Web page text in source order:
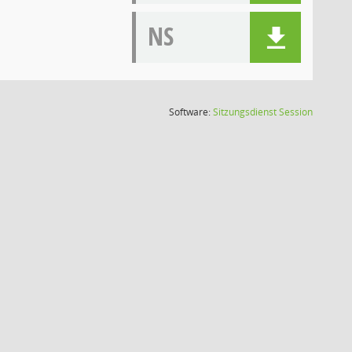
NS
Software:SitzungsdienstSession(Wird in